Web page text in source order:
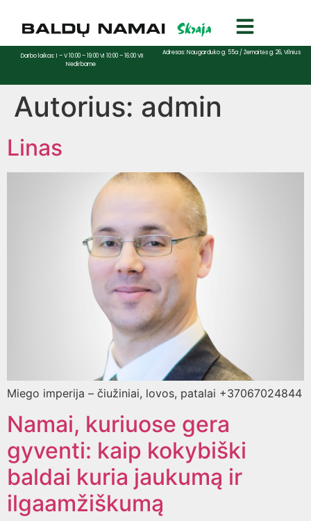
Darbo laikas: I – V 10:00 – 19:00 VI 10:00 – 16:00 VII
Nedirbame
Adresas: Naugarduko g. 55a / Žemaitės g. 26, Vilnius
Autorius: admin
Linas
Miego imperija – čiužiniai, lovos, patalai +37067024844
Namai, kuriuose gera
gyventi: kaip kokybiški
baldai kuria jaukumą ir
ilgaamžiškumą